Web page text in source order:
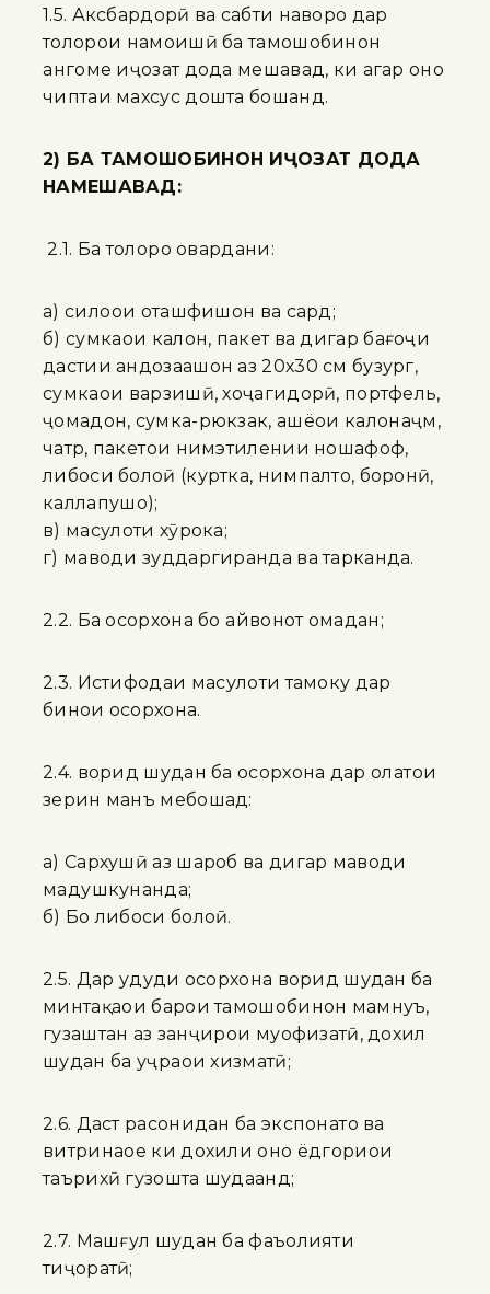
1.5. Аксбардорӣ ва сабти наворҳо дар
толорҳои намоишӣ ба тамошобинон
ҳангоме иҷозат дода мешавад, ки агар онҳо
чиптаи махсус дошта бошанд.
2) БА ТАМОШОБИНОН ИҶОЗАТ ДОДА
НАМЕШАВАД:
2.1. Ба толорҳо овардани:
а) силоҳҳои оташфишон ва сард;
б) сумкаҳои калон, пакет ва дигар бағоҷи
дастии андозаашон аз 20х30 см бузург,
сумкаҳои варзишӣ, хоҷагидорӣ, портфель,
ҷомадон, сумка-рюкзак, ашёҳои калонҳаҷм,
чатр, пакетҳои нимэтилении ношафоф,
либоси болоӣ (куртка, нимпалто, боронӣ,
каллапушҳо);
в) маҳсулоти хӯрока;
г) маводи зуддаргиранда ва тарканда.
2.2. Ба осорхона бо ҳайвонот омадан;
2.3. Истифодаи маҳсулоти тамоку дар
бинои осорхона.
2.4. ворид шудан ба осорхона дар ҳолатҳои
зерин манъ мебошад:
а) Сархушӣ аз шароб ва дигар маводи
мадҳушкунанда;
б) Бо либоси болоӣ.
2.5. Дар ҳудуди осорхона ворид шудан ба
минтақаҳои барои тамошобинон мамнуъ,
гузаштан аз занҷирҳои муҳофизатӣ, дохил
шудан ба ҳуҷраҳои хизматӣ;
2.6. Даст расонидан ба экспонатҳо ва
витринаҳое ки дохили онҳо ёдгориҳои
таърихӣ гузошта шудаанд;
2.7. Машғул шудан ба фаъолияти
тиҷоратӣ;